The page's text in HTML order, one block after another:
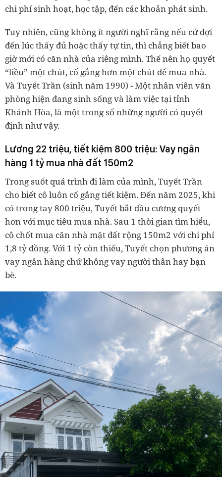
chi phí sinh hoạt, học tập, đến các khoản phát sinh.
Tuy nhiên, cũng không ít người nghĩ rằng nếu cứ đợi
đến lúc thấy đủ hoặc thấy tự tin, thì chẳng biết bao
giờ mới có căn nhà của riêng mình. Thế nên họ quyết
“liều” một chút, cố gắng hơn một chút để mua nhà.
Và Tuyết Trần (sinh năm 1990) - Một nhân viên văn
phòng hiện đang sinh sống và làm việc tại tỉnh
Khánh Hòa, là một trong số những người có quyết
định như vậy.
Lương 22 triệu, tiết kiệm 800 triệu: Vay ngân
hàng 1 tỷ mua nhà đất 150m2
Trong suốt quá trình đi làm của mình, Tuyết Trần
cho biết cô luôn cố gắng tiết kiệm. Đến năm 2025, khi
có trong tay 800 triệu, Tuyết bắt đầu cương quyết
hơn với mục tiêu mua nhà. Sau 1 thời gian tìm hiểu,
cô chốt mua căn nhà mặt đất rộng 150m2 với chi phí
1,8 tỷ đồng. Với 1 tỷ còn thiếu, Tuyết chọn phương án
vay ngân hàng chứ không vay người thân hay bạn
bè.